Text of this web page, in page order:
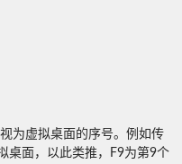
为虚拟桌面的序号。例如传
桌面，以此类推，F9为第9个